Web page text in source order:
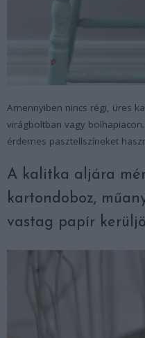
Amennyiben nincs régi, üres
virágboltban vagy
érdemes pasztellszíneket
A kalitka aljára
kartondoboz,
vastag papír